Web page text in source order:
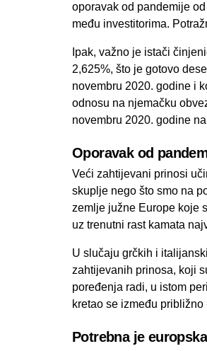
oporavak od pandemije
među investitorima.
Ipak, važno je istači
2,625%, što je gotovo
novembru 2020. godine i
odnosu na njemačku
novembru 2020. godine
Oporavak od
Veći zahtijevani prinosi
skuplje nego što smo na
zemlje južne Europe koje
uz trenutni rast kamata
U slučaju grčkih i
zahtijevanih prinosa, koji
poređenja radi, u istom
kretao se između približno
Potrebna je